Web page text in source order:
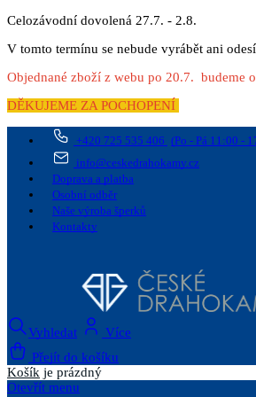
Celozávodní dovolená 27.7. - 2.8.
V tomto termínu se nebude vyrábět ani
Objednané zboží z webu po 20.7. budeme
DĚKUJEME ZA POCHOPENÍ
+420 725 535 406 (Po - Pá 11:00 -
info@ceskedrahokamy.cz
Doprava a platba
Osobní odběr
Naše výroba šperků
Kontakty
Vyhledat
Více
Přejít do košíku
Košík je prázdný
Otevřít menu